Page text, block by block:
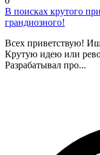
В поисках крутого
грандиозного!
Всех приветствую!
Крутую идею или
Разрабатывал про...